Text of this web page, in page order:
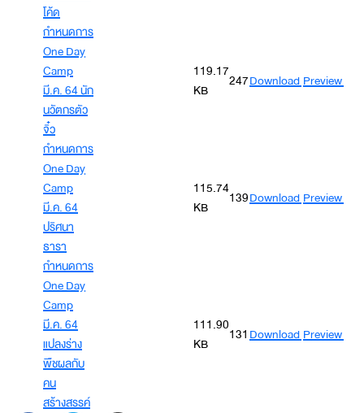
โค้ด
กำหนดการ
One Day
Camp
มี.ค. 64 นัก
นวัตกรตัว
จิ๋ว
119.17
KB
247DownloadPreview
กำหนดการ
One Day
Camp
มี.ค. 64
ปริศนา
ธารา
115.74
KB
139DownloadPreview
กำหนดการ
One Day
Camp
มี.ค. 64
แปลงร่าง
พืชผลกับ
คน
สร้างสรรค์
111.90
KB
131DownloadPreview